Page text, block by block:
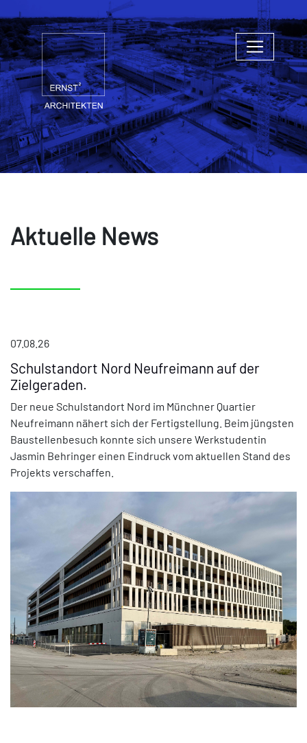
Aktuelle News
07.08.26
Schulstandort Nord Neufreimann auf der
Zielgeraden.
Der neue Schulstandort Nord im Münchner Quartier
Neufreimann nähert sich der Fertigstellung. Beim jüngsten
Baustellenbesuch konnte sich unsere Werkstudentin
Jasmin Behringer einen Eindruck vom aktuellen Stand des
Projekts verschaffen.